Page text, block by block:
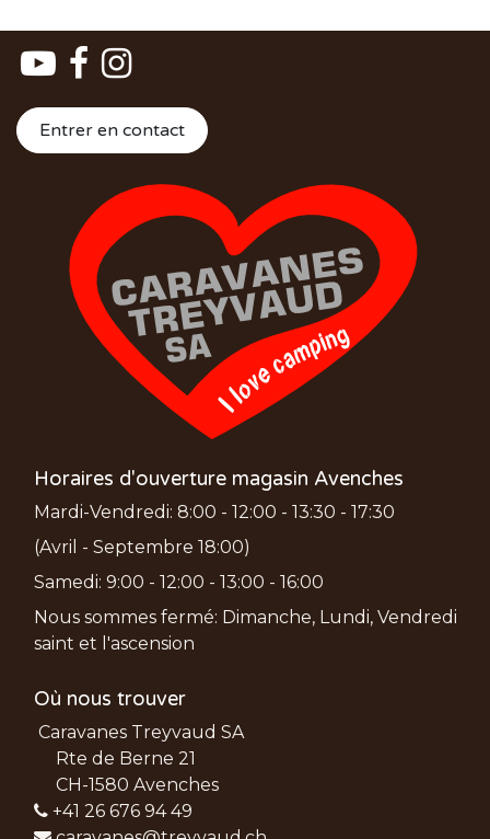
Entrer en contact
Horaires d'ouverture magasin Avenches
Mardi-Vendredi: 8:00 - 12:00 - 13:30 - 17:30
(Avril - Septembre 18:00)
Samedi: 9:00 - 12:00 - 13:00 - 16:00
Nous sommes fermé: Dimanche, Lundi, Vendredi
saint et l'ascension
Où nous trouver
Caravanes Treyvaud SA
Rte de Berne 21
CH-1580 Avenches
+41 26 676 94 49